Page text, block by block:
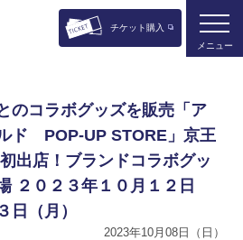
チケット購入
メニュー
のコラボグッズを販売「ア
ド POP-UP STORE」京王
出店！ブランドコラボグッ
２０２３年１０⽉１２⽇
⽇（月）
2023年10月08日（日）